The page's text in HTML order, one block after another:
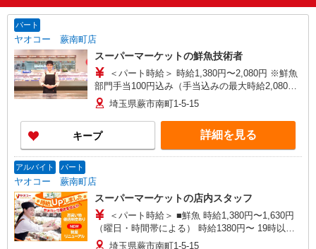
掲載期間終了
パート
ヤオコー 蕨南町店
スーパーマーケットの鮮魚技術者
＜パート時給＞ 時給1,380円〜2,080円 ※鮮魚
部門手当100円込み（手当込みの最大時給2,080
円） ★19時以降＋150円 ★土・日・祝＋100円 ※
時給は技術試験により決定します
埼玉県蕨市南町1-5-15
キープ 詳細を見る
アルバイト パート
ヤオコー 蕨南町店
スーパーマーケットの店内スタッフ
＜パート時給＞ ■鮮魚 時給1,380円〜1,630円
（曜日・時間帯による） 時給1380円〜 19時以
降：時給1530円〜 ★土曜＋100円 ★日・祝＋100
埼玉県蕨市南町1-5-15